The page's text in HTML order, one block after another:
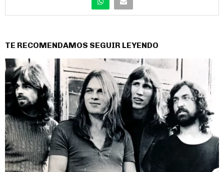
TE RECOMENDAMOS SEGUIR LEYENDO